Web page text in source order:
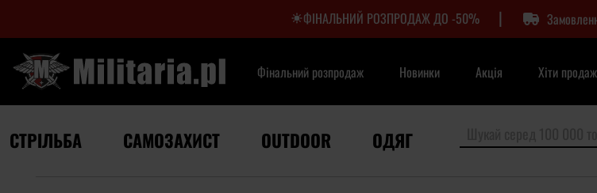
ФІНАЛЬНИЙ РОЗПРОДАЖ ДО -50% |
Фінальний розпродаж Новинки Акція Хіти
СТРІЛЬБА САМОЗАХИСТ OUTDOOR ОДЯГ